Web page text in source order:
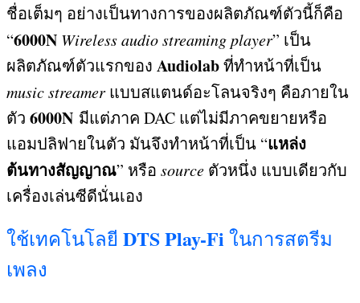
ชื่อเต็มๆ อย่างเป็นทางการของผลิตภัณฑ์ตัวนี้ก็คือ
“6000N Wireless audio streaming player” เป็น
ผลิตภัณฑ์ตัวแรกของ Audiolabที่ทำหน้าที่เป็น
music streamer แบบสแตนด์อะโลนจริงๆ คือภายใน
ตัว 6000N มีแต่ภาค DAC แต่ไม่มีภาคขยายหรือ
แอมปลิฟายในตัว มันจึงทำหน้าที่เป็น “แหล่ง
ต้นทางสัญญาณ” หรือ source ตัวหนึ่ง แบบเดียวกับ
เครื่องเล่นซีดีนั่นเอง
ใช้เทคโนโลยี DTS Play-Fi ในการสตรีม
เพลง